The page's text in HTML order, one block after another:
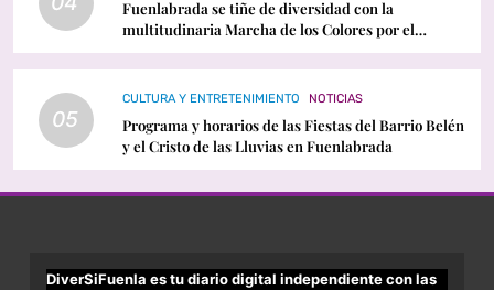
Fuenlabrada se tiñe de diversidad con la
multitudinaria Marcha de los Colores por el
Orgullo LGTBI
05
CULTURA Y ENTRETENIMIENTO NOTICIAS
Programa y horarios de las Fiestas del Barrio Belén
y el Cristo de las Lluvias en Fuenlabrada
DiverSiFuenla es tu diario digital independiente con las